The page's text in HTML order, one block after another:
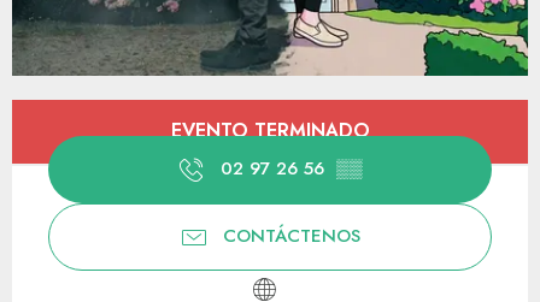
Horarios y datos de contacto
EVENTO TERMINADO
02 97 26 56 ▒▒
CONTÁCTENOS